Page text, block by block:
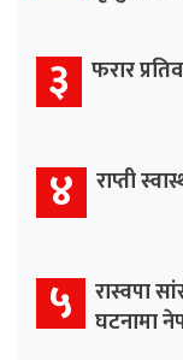
३ फरार
४ राप्ती
५
रास्वपा
घटनामा